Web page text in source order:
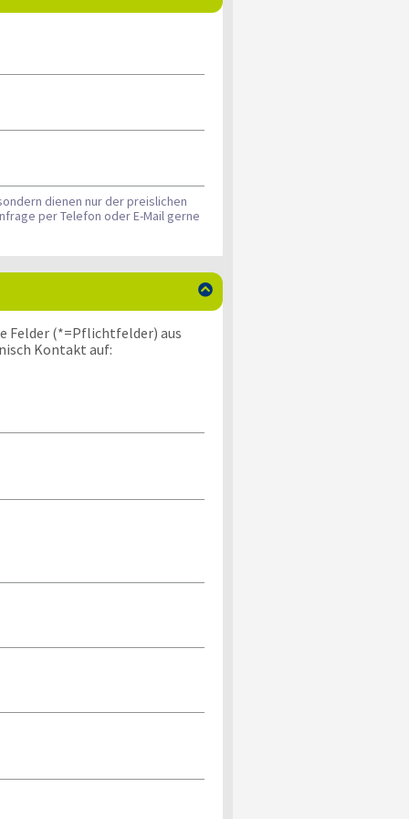
dienen nur der preislichen
per Telefon oder E-Mail gerne

Felder (*=Pflichtfelder) aus
Kontakt auf: